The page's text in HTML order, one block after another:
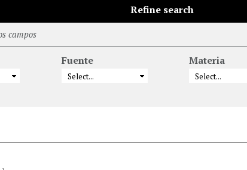
Refine search
campos
Fuente Materia